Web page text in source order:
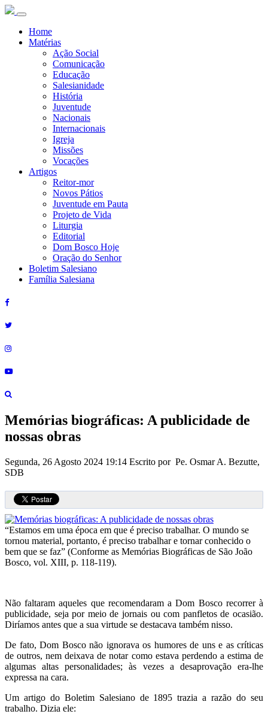
Home
Matérias
Ação Social
Comunicação
Educação
Salesianidade
História
Juventude
Nacionais
Internacionais
Igreja
Missões
Vocações
Artigos
Reitor-mor
Novos Pátios
Juventude em Pauta
Projeto de Vida
Liturgia
Editorial
Dom Bosco Hoje
Oração do Senhor
Boletim Salesiano
Família Salesiana
Memórias biográficas: A publicidade de
nossas obras
Segunda, 26 Agosto 2024 19:14 Escrito por Pe. Osmar A. Bezutte,
SDB
“Estamos em uma época em que é preciso trabalhar. O mundo se
tornou material, portanto, é preciso trabalhar e tornar conhecido o
bem que se faz” (Conforme as Memórias Biográficas de São João
Bosco, vol. XIII, p. 118-119).
Não faltaram aqueles que recomendaram a Dom Bosco recorrer à
publicidade, seja por meio de jornais ou com panfletos de ocasião.
Diríamos antes que a sua virtude se destacava também nisso.
De fato, Dom Bosco não ignorava os humores de uns e as críticas
de outros, nem deixava de notar como estava perdendo a estima de
algumas altas personalidades; às vezes a desaprovação era-lhe
expressa na cara.
Um artigo do Boletim Salesiano de 1895 trazia a razão do seu
trabalho. Dizia ele: